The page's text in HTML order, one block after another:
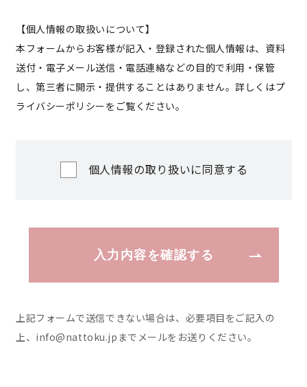
【個人情報の取扱いについて】
本フォームからお客様が記入・登録された個人情報は、資料
送付・電子メール送信・電話連絡などの目的で利用・保管
し、第三者に開示・提供することはありません。詳しくはプ
ライバシーポリシーをご覧ください。
個人情報の取り扱いに同意する
入力内容を確認する
上記フォームで送信できない場合は、必要項目をご記入の
上、 info@nattoku.jp までメールをお送りください。